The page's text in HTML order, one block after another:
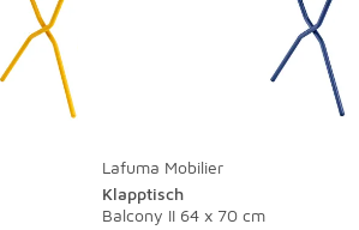
Lafuma Mobilier
Klapptisch
Balcony II 64 x 70 cm